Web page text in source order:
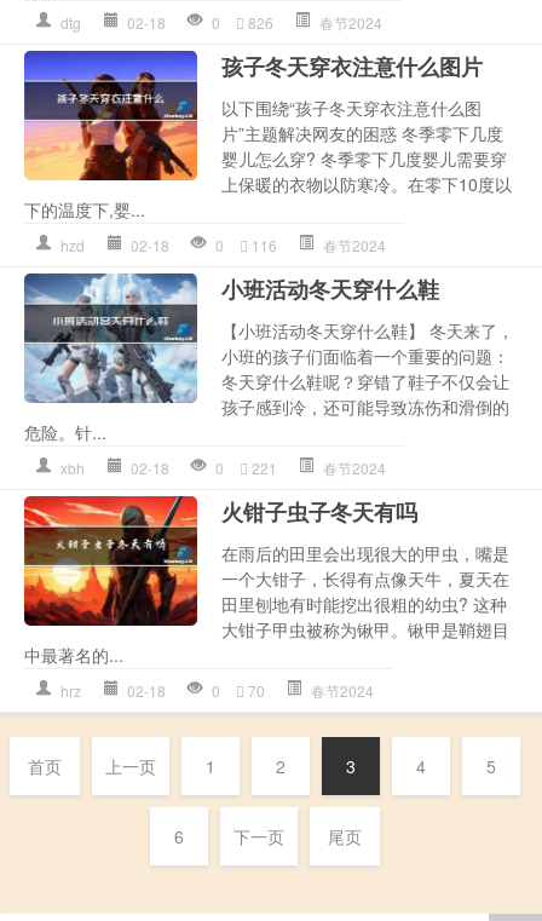
dtg 02-18 0 826 春节2024
孩子冬天穿衣注意什么图片
以下围绕“孩子冬天穿衣注意什么图
片”主题解决网友的困惑 冬季零下几度
婴儿怎么穿? 冬季零下几度婴儿需要穿
上保暖的衣物以防寒冷。在零下10度以
下的温度下,婴...
hzd 02-18 0 116 春节2024
小班活动冬天穿什么鞋
【小班活动冬天穿什么鞋】 冬天来了，
小班的孩子们面临着一个重要的问题：
冬天穿什么鞋呢？穿错了鞋子不仅会让
孩子感到冷，还可能导致冻伤和滑倒的
危险。针...
xbh 02-18 0 221 春节2024
火钳子虫子冬天有吗
在雨后的田里会出现很大的甲虫，嘴是
一个大钳子，长得有点像天牛，夏天在
田里刨地有时能挖出很粗的幼虫? 这种
大钳子甲虫被称为锹甲。锹甲是鞘翅目
中最著名的...
hrz 02-18 0 70 春节2024
首页 上一页 1 2 3 4 5
6 下一页 尾页